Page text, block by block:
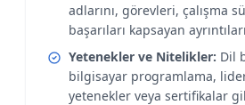
adlarını, görevleri, çalışma
başarıları kapsayan
Yetenekler ve Nitelikler: Dil
bilgisayar programlama,
yetenekler veya sertifikalar